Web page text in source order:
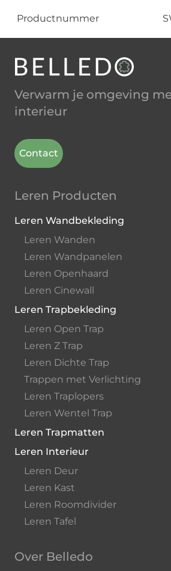
Productnummer
Verwarm je omgeving
interieur
Contact
Leren Producten
Leren Wandbekleding
Leren Wanden
Leren Wandpanelen
Leren Openhaard
Leren Cinewall
Leren Trapbekleding
Leren Open Trap
Leren Z Trap
Leren Dichte Trap
Trappen met Verlichting
Leren Traplopers
Leren Wentel Trap
Leren Trapmatten
Leren Interieur
Leren Deur
Leren Kast
Leren Roomdivider
Leren Tafel
Over Belledo